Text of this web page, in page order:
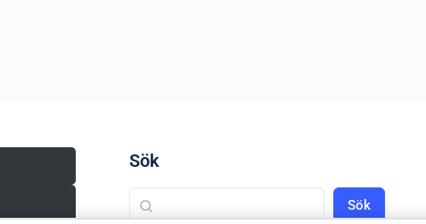
Sök
Sök